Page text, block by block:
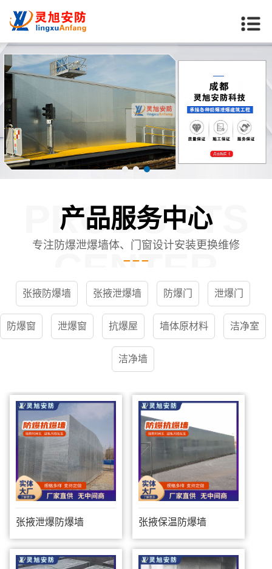
产品服务中心
PRODUCTS
CENTER
专注防爆泄爆墙体、门窗设计安装更换维修
张掖防爆墙 张掖泄爆墙 防爆门 泄爆门
防爆窗 泄爆窗 抗爆屋 墙体原材料 洁净室
洁净墙
张掖泄爆防爆墙 张掖保温防爆墙